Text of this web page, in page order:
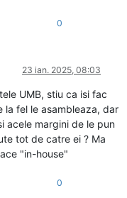
0
23 ian. 2025, 08:03
UMB, stiu ca isi fac
la fel le asambleaza, dar
acele margini de le pun
tot de catre ei ? Ma
"in-house"
0